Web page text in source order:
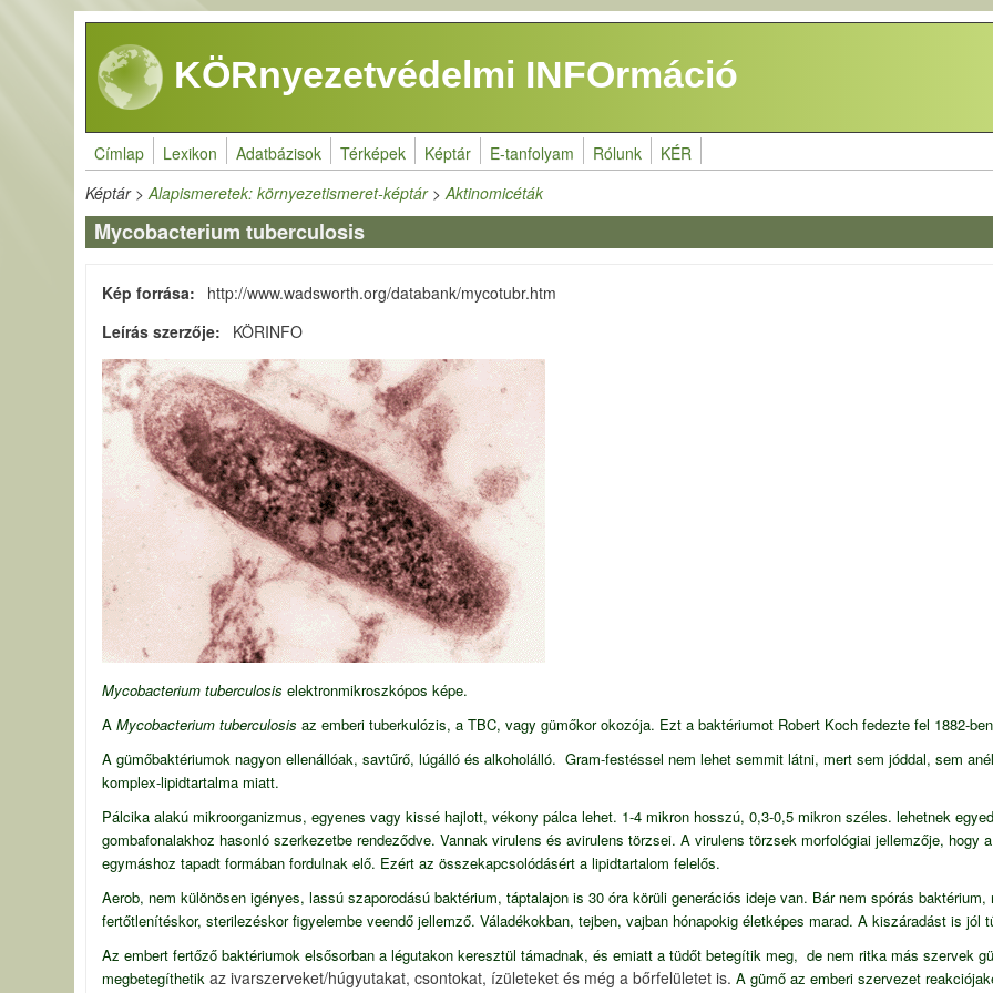
Ugrás a tartalomra
KÖRnyezetvédelmi INFOrmáció
Címlap Lexikon Adatbázisok Térképek Képtár E-tanfolyam Rólunk KÉR
Képtár>Alapismeretek: környezetismeret-képtár>Aktinomicéták
Mycobacterium tuberculosis
Kép forrása
http://www.wadsworth.org/databank/mycotubr.htm
Leírás szerzője
KÖRINFO
Mycobacterium tuberculosis elektronmikroszkópos képe.
AMycobacterium tuberculosisaz emberi tuberkulózis, a TBC, vagy gümőkor okozója. Ezt a baktériumot Robert Koch fedezte fel 1882-
A gümőbaktériumok nagyon ellenállóak, savtűrő, lúgálló és alkoholálló.Gram-festéssel nem lehet semmit látni, mert sem jóddal, sem
komplex-lipidtartalma miatt.
Pálcika alakú mikroorganizmus, egyenes vagy kissé hajlott, vékony pálca lehet. 1-4 mikron hosszú, 0,3-0,5 mikron széles. lehetnek
gombafonalakhoz hasonló szerkezetbe rendeződve. Vannak virulens és avirulens törzsei. A virulens törzsek morfológiai jellemzője,
egymáshoz tapadt formában fordulnak elő. Ezért az összekapcsolódásért a lipidtartalom felelős.
Aerob, nem különösen igényes, lassú szaporodású baktérium, táptalajon is 30 óra körüli generációs ideje van. Bár nem spórás
fertőtlenítéskor, sterilezéskor figyelembe veendő jellemző. Váladékokban, tejben, vajban hónapokig életképes marad.A kiszáradást is jól
Az embert fertőző baktériumok elsősorban a légutakon keresztül támadnak, és emiatt a tüdőt betegítik meg, de nem ritka más szervek
megbetegíthetikaz ivarszerveket/húgyutakat, csontokat, ízületeket és még a bőrfelületet is. A gümő az emberi szervezet